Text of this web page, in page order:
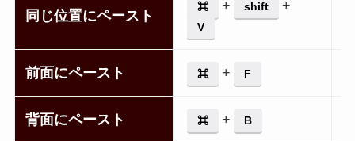
同じ位置にペースト
⌘ + shift +
V
前面にペースト ⌘ + F
背面にペースト ⌘ + B